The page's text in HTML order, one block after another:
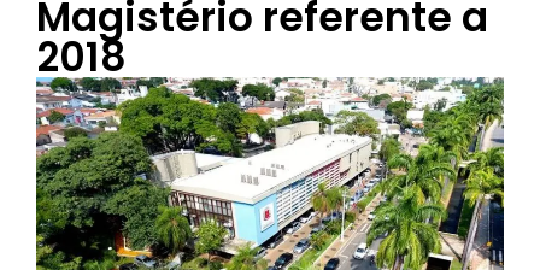
Magistério referente a
2018